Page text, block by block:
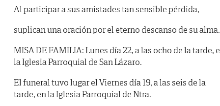
Al participar a sus amistades tan sensible pérdida,
suplican una oración por el eterno descanso de su alma.
MISA DE FAMILIA: Lunes día 22, a las ocho de la tarde,
la Iglesia Parroquial de San Lázaro.
El funeral tuvo lugar el Viernes día 19, a las seis de la
tarde, en la Iglesia Parroquial de Ntra.